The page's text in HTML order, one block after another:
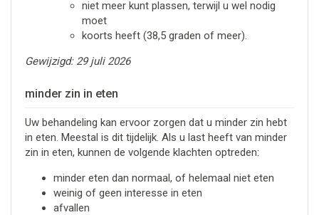
niet meer kunt plassen, terwijl u wel nodig
moet
koorts heeft (38,5 graden of meer).
Gewijzigd: 29 juli 2026
minder zin in eten
Uw behandeling kan ervoor zorgen dat u minder zin hebt
in eten. Meestal is dit tijdelijk. Als u last heeft van minder
zin in eten, kunnen de volgende klachten optreden:
minder eten dan normaal, of helemaal niet eten
weinig of geen interesse in eten
afvallen